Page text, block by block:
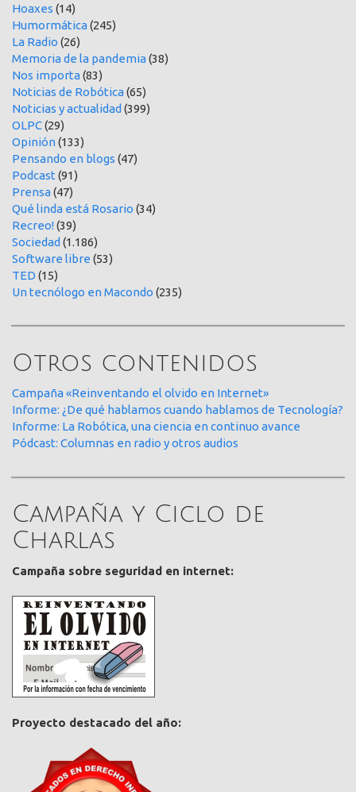
Hoaxes (14)
Humormática(245)
La Radio (26)
Memoria de la pandemia(38)
Nos importa(83)
Noticias de Robótica(65)
Noticias y actualidad (399)
OLPC(29)
Opinión(133)
Pensando en blogs (47)
Podcast (91)
Prensa(47)
Qué linda está Rosario (34)
Recreo!(39)
Sociedad (1.186)
Software libre (53)
TED (15)
Un tecnólogo en Macondo (235)
Otros contenidos
Campaña «Reinventando el olvido en Internet»
Informe: ¿De qué hablamos cuando hablamos de Tecnología?
Informe: La Robótica, una ciencia en continuo avance
Pódcast: Columnas en radio y otros audios
Campaña y Ciclo de
Charlas
Campaña sobre seguridad en internet:
Proyecto destacado del año: